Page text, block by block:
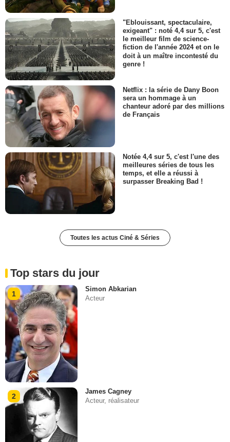
"Eblouissant, spectaculaire,
exigeant" : noté 4,4 sur 5, c'est
le meilleur film de science-
fiction de l'année 2024 et on le
doit à un maître incontesté du
genre !
Netflix : la série de Dany Boon
sera un hommage à un
chanteur adoré par des millions
de Français
Notée 4,4 sur 5, c'est l'une des
meilleures séries de tous les
temps, et elle a réussi à
surpasser Breaking Bad !
Toutes les actus Ciné & Séries
Top stars du jour
1
Simon Abkarian
Acteur
2
James Cagney
Acteur, réalisateur